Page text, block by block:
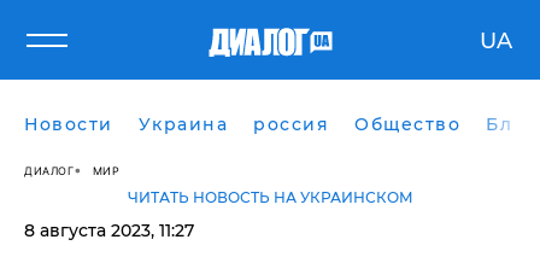
UA
Новости Украина россия Общество
ДИАЛОГ МИР
ЧИТАТЬ НОВОСТЬ НА УКРАИНСКОМ
8 августа 2023, 11:27